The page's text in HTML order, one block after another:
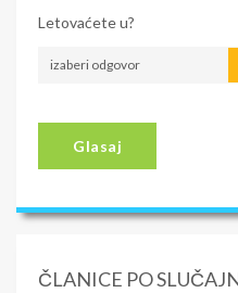
Letovaćete u?
izaberi odgovor
Glasaj
ČLANICE PO